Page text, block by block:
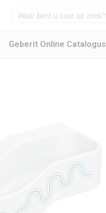
Geberit Online Catalogus